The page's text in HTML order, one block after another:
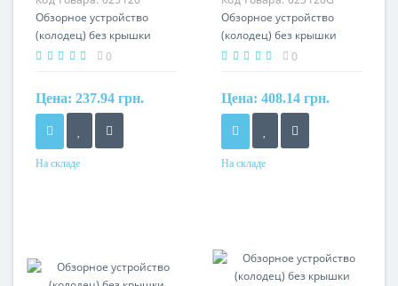
Обзорное устройство
(колодец) без крышки
200x200 серый DKC
0
Цена: 237.94 грн.
На складе
Обзорное устройство
(колодец) без крышки
200x200, зеленый DKC
0
Цена: 408.14 грн.
На складе